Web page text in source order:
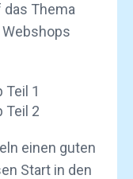
das Thema
Teil 1
Teil 2
einen guten
Start in den